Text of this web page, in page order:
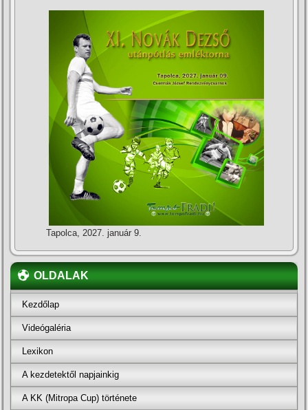
Tapolca, 2027. január 9.
OLDALAK
Kezdőlap
Videógaléria
Lexikon
A kezdetektől napjainkig
A KK (Mitropa Cup) története